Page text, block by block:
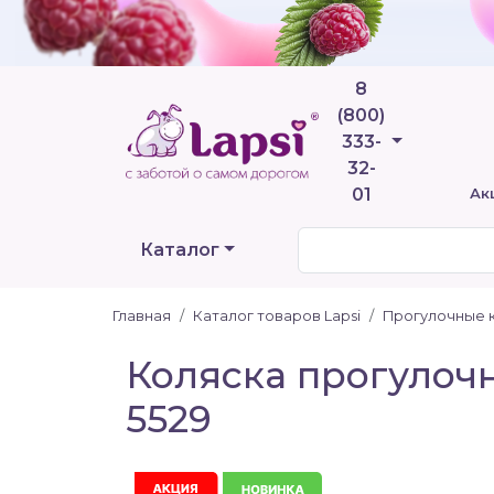
8
(800)
333-
32-
01
Телефоны
Каталог
Главная Каталог товаров Lapsi Прогулочные
Коляска
5529